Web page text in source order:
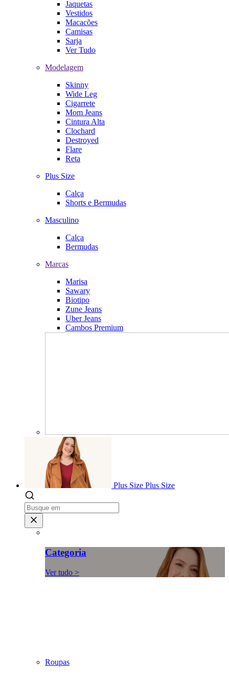
Jaquetas
Vestidos
Macacões
Camisas
Sarja
Ver Tudo
Modelagem
Skinny
Wide Leg
Cigarrete
Mom Jeans
Cintura Alta
Clochard
Destroyed
Flare
Reta
Plus Size
Calça
Shorts e Bermudas
Masculino
Calça
Bermudas
Marcas
Marisa
Sawary
Biotipo
Zune Jeans
Uber Jeans
Cambos Premium
Plus Size Plus Size
Categoria
Ver tudo >
Roupas